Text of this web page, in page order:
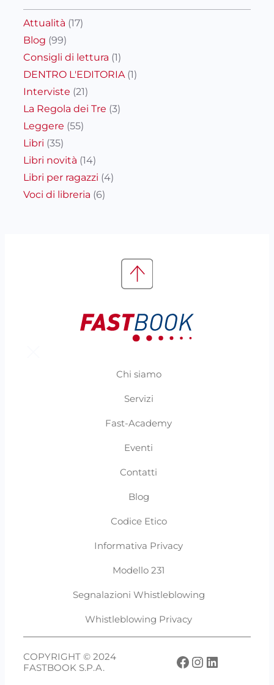
Attualità (17)
Blog (99)
Consigli di lettura (1)
DENTRO L'EDITORIA (1)
Interviste (21)
La Regola dei Tre (3)
Leggere (55)
Libri (35)
Libri novità (14)
Libri per ragazzi (4)
Voci di libreria (6)
Chi siamo
Servizi
Fast-Academy
Eventi
Contatti
Blog
Codice Etico
Informativa Privacy
Modello 231
Segnalazioni Whistleblowing
Whistleblowing Privacy
COPYRIGHT © 2024
FASTBOOK S.P.A.
Facebook
Instagram
LinkedIn